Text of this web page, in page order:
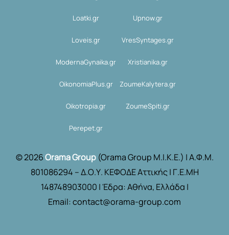
Loatki.gr Upnow.gr
Loveis.gr VresSyntages.gr
ModernaGynaika.gr Xristianika.gr
OikonomiaPlus.gr ZoumeKalytera.gr
Oikotropia.gr ZoumeSpiti.gr
Perepet.gr
© 2026Orama Group(Orama Group Μ.Ι.Κ.Ε.) | Α.Φ.Μ.
801086294 – Δ.Ο.Υ. ΚΕΦΟΔΕ Αττικής | Γ.Ε.ΜΗ
148748903000 | Έδρα: Αθήνα, Ελλάδα |
Email: contact@orama-group.com